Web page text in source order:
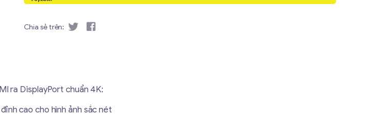
Chia sẻ trên:
ra DisplayPort chuẩn 4K:
cao cho hình ảnh sắc nét